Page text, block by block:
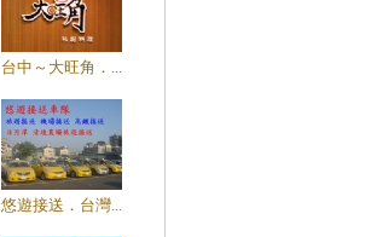
台中～大旺角．...
悠遊接送．台灣...